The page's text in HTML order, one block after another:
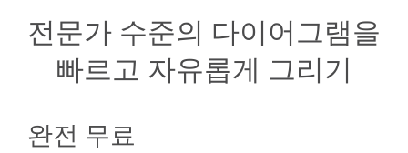
전문가 수준의 다이어그램을
빠르고 자유롭게 그리기
완전 무료